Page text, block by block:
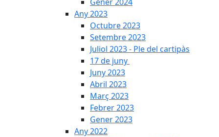
Any 2023
Octubre 2023
Setembre 2023
Juliol 2023 - Ple del cartipàs
17 de juny
Juny 2023
Abril 2023
Març 2023
Febrer 2023
Gener 2023
Any 2022